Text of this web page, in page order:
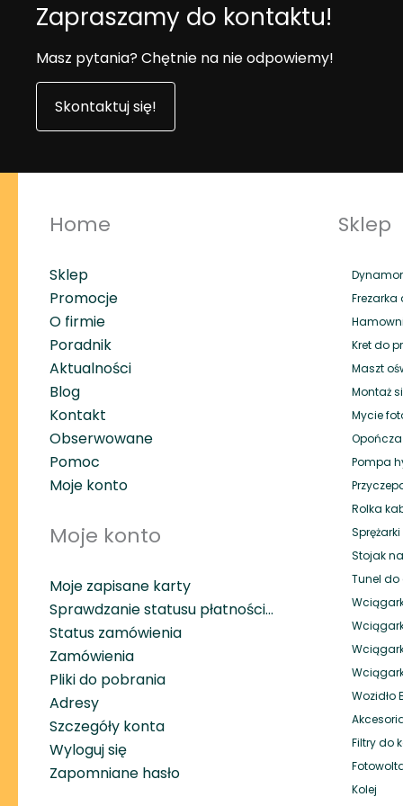
Zapraszamy do kontaktu!
Masz pytania? Chętnie na nie odpowiemy!
Skontaktuj się!
Home
Sklep
Promocje
O firmie
Poradnik
Aktualności
Blog
Kontakt
Obserwowane
Pomoc
Moje konto
Moje konto
Moje zapisane karty
Sprawdzanie statusu płatności…
Status zamówienia
Zamówienia
Pliki do pobrania
Adresy
Szczegóły konta
Wyloguj się
Zapomniane hasło
Sklep
Frezarka
Kret do
Maszt
Montaż
Mycie
Opończa
Pompa
Rolka
Stojak
Tunel do
Wozidło
Filtry do
Kolej